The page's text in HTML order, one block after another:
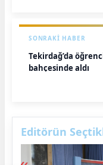
SONRAKI HABER
Tekirdağ’da
bahçesinde aldı
Editörün